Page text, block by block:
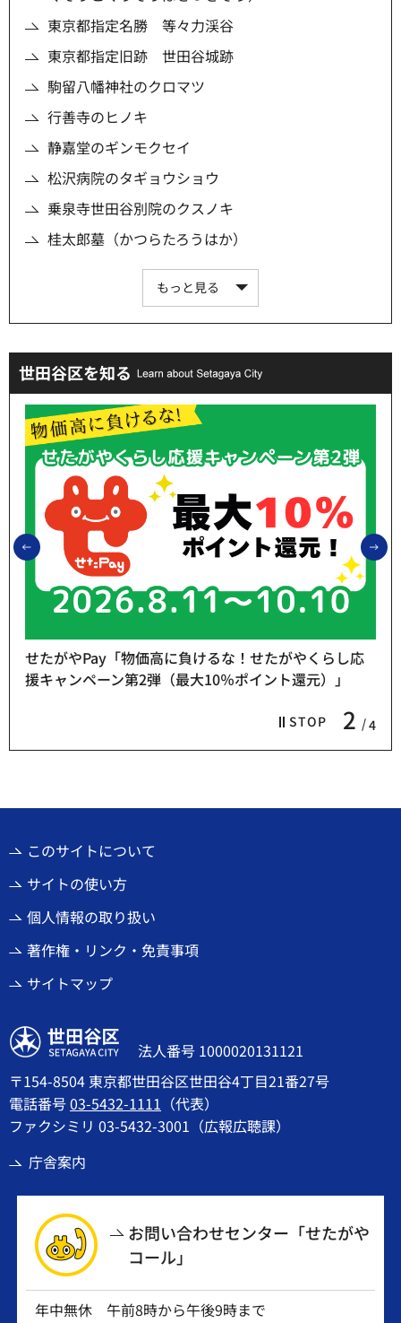
東京都指定名勝 等々力渓谷
東京都指定旧跡 世田谷城跡
駒留八幡神社のクロマツ
行善寺のヒノキ
静嘉堂のギンモクセイ
松沢病院のタギョウショウ
乗泉寺世田谷別院のクスノキ
桂太郎墓（かつらたろうはか）
もっと見る
世田谷区を知る
前のスライドを表示
STOP 2 4
せたがやPay「物価高に負けるな！せたがやくらし応
援キャンペーン第2弾（最大10％ポイント還元）」
このサイトについて
サイトの使い方
個人情報の取り扱い
著作権・リンク・免責事項
サイトマップ
世田谷区
法人番号 1000020131121
〒154-8504 東京都世田谷区世田谷4丁目21番27号
電話番号03-5432-1111 （代表）
ファクシミリ 03-5432-3001（広報広聴課）
庁舎案内
お問い合わせセンター「せたがや
コール」
年中無休 午前8時から午後9時まで